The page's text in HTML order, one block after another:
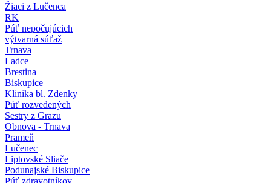
Žiaci z Lučenca
RK
Púť nepočujúcich
výtvarná súťaž
Trnava
Ladce
Brestina
Biskupice
Klinika bl. Zdenky
Púť rozvedených
Sestry z Grazu
Obnova - Trnava
Prameň
Lučenec
Liptovské Sliače
Podunajské Biskupice
Púť zdravotníkov